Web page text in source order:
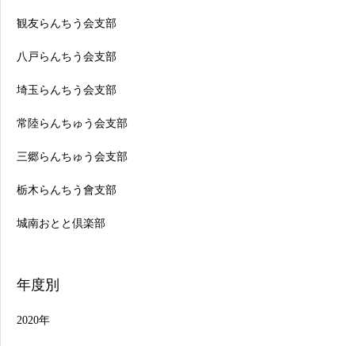
観友らんちう会支部
八戸らんちう会支部
埼玉らんちう会支部
常陸らんちゅう会支部
三郷らんちゅう会支部
栃木らんちう會支部
城南おとと倶楽部
年度別
2020年